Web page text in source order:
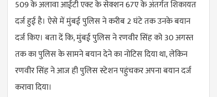
509 के अलावा आईटी एक्ट के सेक्शन 67ए के अंतर्गत शिकायत
दर्ज हुई है। ऐसे में मुंबई पुलिस ने करीब 2 घंटे तक उनके बयान
दर्ज किए। बता दें कि, मुंबई पुलिस ने रणवीर सिंह को 30 अगस्त
तक का पुलिस के सामने बयान देने का नोटिस दिया था, लेकिन
रणवीर सिंह ने आज ही पुलिस स्टेशन पहुंचकर अपना बयान दर्ज
करावा दिया।